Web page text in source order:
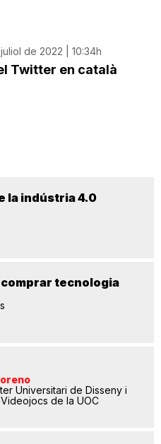
de 2022 | 10:34h
Twitter en català
la indústria 4.0
comprar tecnologia
Universitari de Disseny i
de la UOC